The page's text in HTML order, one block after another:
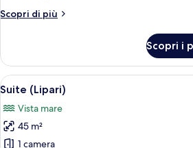
mare
Scopri di più
Altri
Premier,
terrazzo,
vista
parziale
Scopri i
Apri
tutte
le
foto
per
Una
8
Suite (Lipari)
Vista mare
45 m²
1 camera